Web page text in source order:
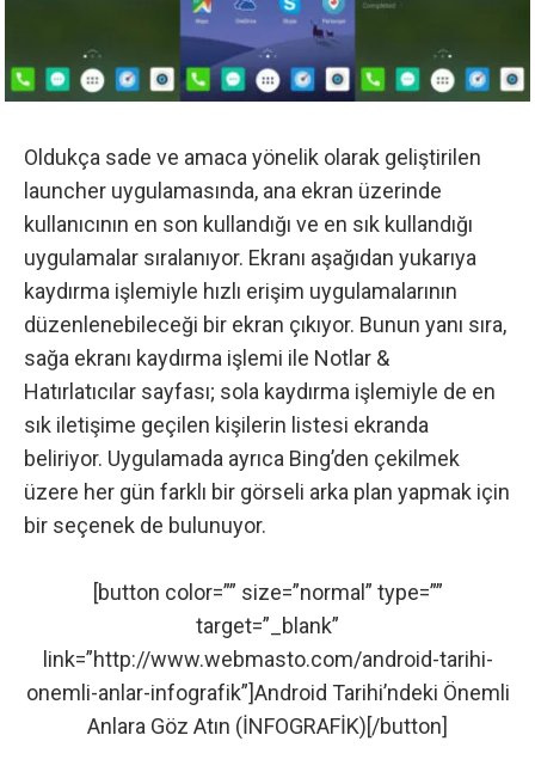
Oldukça sade ve amaca yönelik olarak geliştirilen
launcher uygulamasında, ana ekran üzerinde
kullanıcının en son kullandığı ve en sık kullandığı
uygulamalar sıralanıyor. Ekranı aşağıdan yukarıya
kaydırma işlemiyle hızlı erişim uygulamalarının
düzenlenebileceği bir ekran çıkıyor. Bunun yanı sıra,
sağa ekranı kaydırma işlemi ile Notlar &
Hatırlatıcılar sayfası; sola kaydırma işlemiyle de en
sık iletişime geçilen kişilerin listesi ekranda
beliriyor. Uygulamada ayrıca Bing’den çekilmek
üzere her gün farklı bir görseli arka plan yapmak için
bir seçenek de bulunuyor.
[button color=”” size=”normal” type=””
target=”_blank”
link=”http://www.webmasto.com/android-tarihi-
onemli-anlar-infografik”]Android Tarihi’ndeki Önemli
Anlara Göz Atın (İNFOGRAFİK)[/button]